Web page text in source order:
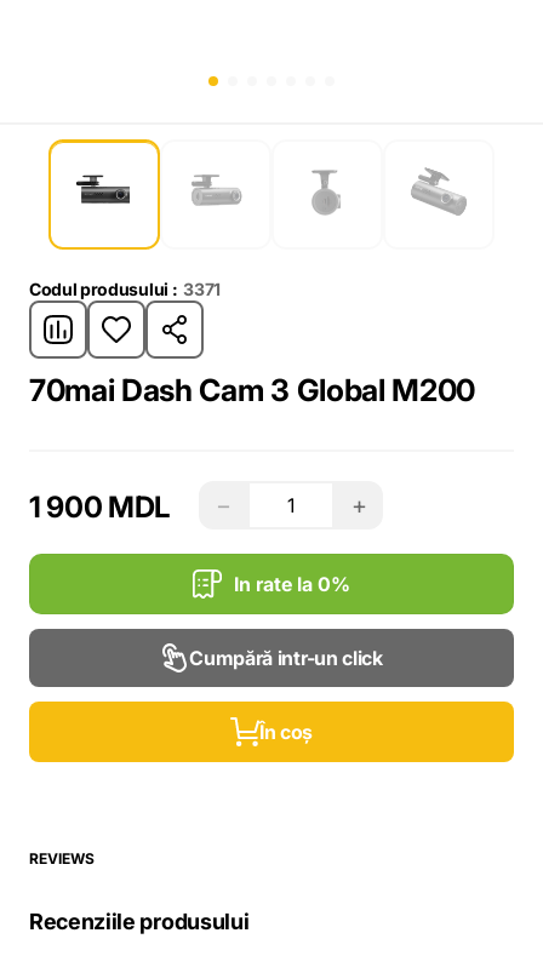
Codul produsului : 3371
70mai Dash Cam 3 Global M200
1 900 MDL − +
In rate la 0%
Cumpără intr-un click
În coș
REVIEWS
Recenziile produsului